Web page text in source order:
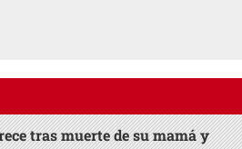
tras muerte de su mamá y